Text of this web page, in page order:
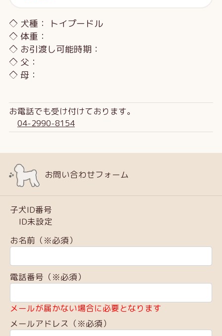
◇ 犬種： トイプードル
◇ 体重：
◇ お引渡し可能時期：
◇ 父：
◇ 母：
お電話でも受け付けております。
04-2990-8154
お問い合わせフォーム
子犬ID番号
ID未設定
お名前（※必須）
電話番号（※必須）
メールが届かない場合に必要となります
メールアドレス（※必須）